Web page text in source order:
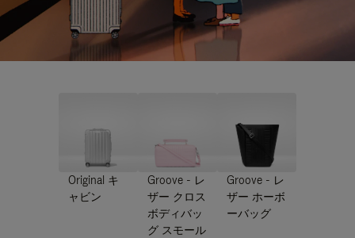
Original キ
ャビン
Groove - レ
ザー クロス
ボディバッ
グ スモール
Groove - レ
ザー ホーボ
ーバッグ